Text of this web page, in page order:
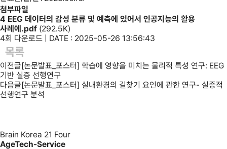
첨부파일
4 EEG 데이터의 감성 분류 및 예측에 있어서 인공지능의 활용
사례에.pdf (292.5K)
4회 다운로드 | DATE : 2025-05-26 13:56:43
목록
이전글[논문발표_포스터] 학습에 영향을 미치는 물리적 특성 연구: EEG
기반 실증 선행연구
다음글[논문발표_포스터] 실내환경의 길찾기 요인에 관한 연구- 실증적
선행연구 분석
Brain Korea 21 Four
AgeTech-Service